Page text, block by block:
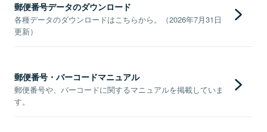
郵便番号データのダウンロード
各種データのダウンロードはこちらから。（2026年7月31日
更新）
郵便番号・バーコードマニュアル
郵便番号や、バーコードに関するマニュアルを掲載していま
す。